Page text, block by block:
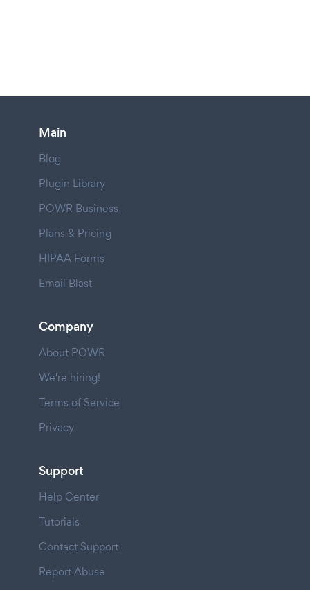
Main
Blog
Plugin Library
POWR Business
Plans & Pricing
HIPAA Forms
Email Blast
Company
About POWR
We're hiring!
Terms of Service
Privacy
Support
Help Center
Tutorials
Contact Support
Report Abuse